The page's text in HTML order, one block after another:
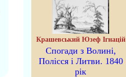
Крашевський Юзеф Ігнацій
Спогади з Волині,
Полісся і Литви. 1840
рік